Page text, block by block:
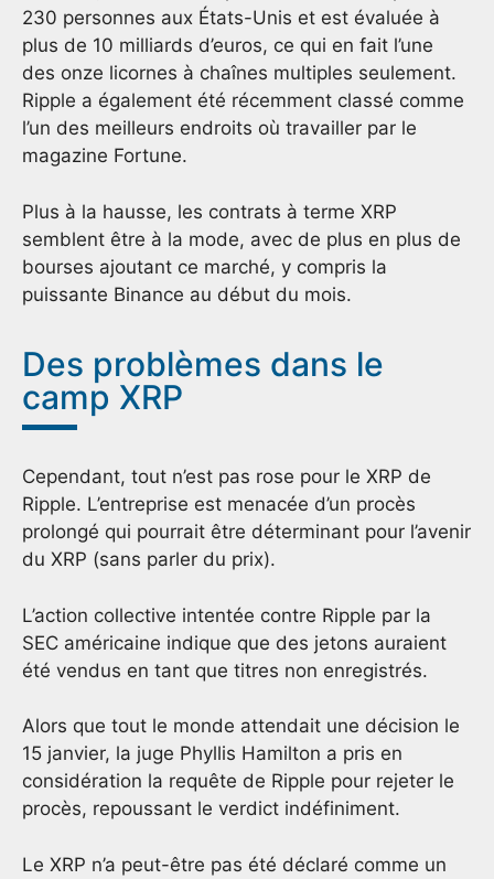
230 personnes aux États-Unis et est évaluée à
plus de 10 milliards d’euros, ce qui en fait l’une
des onze licornes à chaînes multiples seulement.
Ripple a également été récemment classé comme
l’un des meilleurs endroits où travailler par le
magazine Fortune.
Plus à la hausse, les contrats à terme XRP
semblent être à la mode, avec de plus en plus de
bourses ajoutant ce marché, y compris la
puissante Binance au début du mois.
Des problèmes dans le
camp XRP
Cependant, tout n’est pas rose pour le XRP de
Ripple. L’entreprise est menacée d’un procès
prolongé qui pourrait être déterminant pour l’avenir
du XRP (sans parler du prix).
L’action collective intentée contre Ripple par la
SEC américaine indique que des jetons auraient
été vendus en tant que titres non enregistrés.
Alors que tout le monde attendait une décision le
15 janvier, la juge Phyllis Hamilton a pris en
considération la requête de Ripple pour rejeter le
procès, repoussant le verdict indéfiniment.
Le XRP n’a peut-être pas été déclaré comme un